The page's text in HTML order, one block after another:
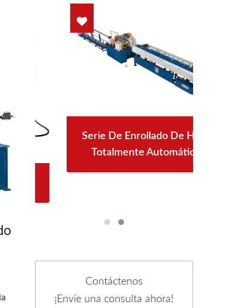
Serie De Enrollado De Hilos
Totalmente Automática
Contáctenos
¡Envíe una consulta ahora!